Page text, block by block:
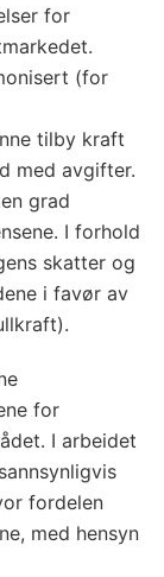
for
(for
tilby kraft
med avgifter.
grad
I forhold
skatter og
i favør av
for
I arbeidet
fordelen
med hensyn